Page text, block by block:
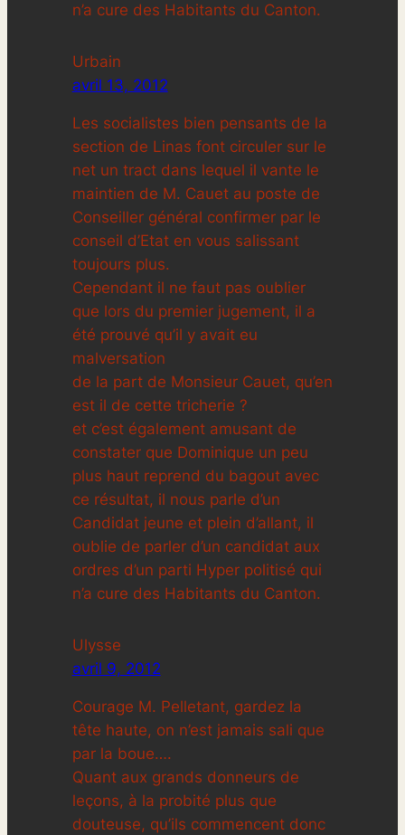
n’a cure des Habitants du Canton.
Urbain
avril 13, 2012
Les socialistes bien pensants de la
section de Linas font circuler sur le
net un tract dans lequel il vante le
maintien de M. Cauet au poste de
Conseiller général confirmer par le
conseil d’Etat en vous salissant
toujours plus.
Cependant il ne faut pas oublier
que lors du premier jugement, il a
été prouvé qu’il y avait eu
malversation
de la part de Monsieur Cauet, qu’en
est il de cette tricherie ?
et c’est également amusant de
constater que Dominique un peu
plus haut reprend du bagout avec
ce résultat, il nous parle d’un
Candidat jeune et plein d’allant, il
oublie de parler d’un candidat aux
ordres d’un parti Hyper politisé qui
n’a cure des Habitants du Canton.
Ulysse
avril 9, 2012
Courage M. Pelletant, gardez la
tête haute, on n’est jamais sali que
par la boue….
Quant aux grands donneurs de
leçons, à la probité plus que
douteuse, qu’ils commencent donc